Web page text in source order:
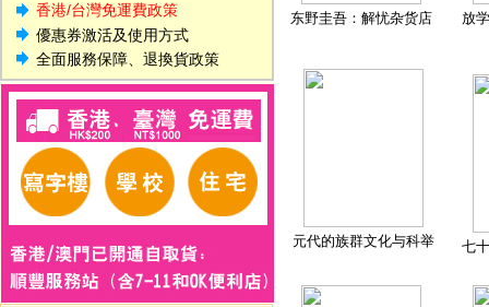
香港/台灣免運費政策
優惠券激活及使用方式
全面服務保障、退換貨政策
东野圭吾：解忧杂货店 放
元代的族群文化与科举 七